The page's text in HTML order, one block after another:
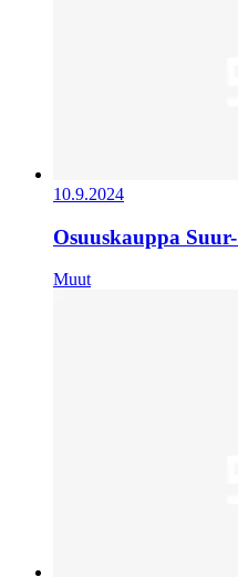
10.9.2024
Osuuskauppa
Muut